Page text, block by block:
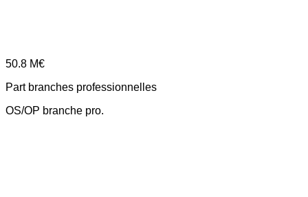
50.8 M€
Part branches professionnelles
OS/OP branche pro.